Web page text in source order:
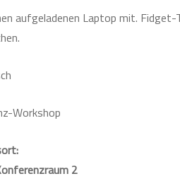
aufgeladenen Laptop mit.
Workshop
2